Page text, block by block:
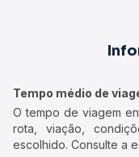
Tempo médio de
O tempo de viagem
rota, viação,
escolhido. Consulte a